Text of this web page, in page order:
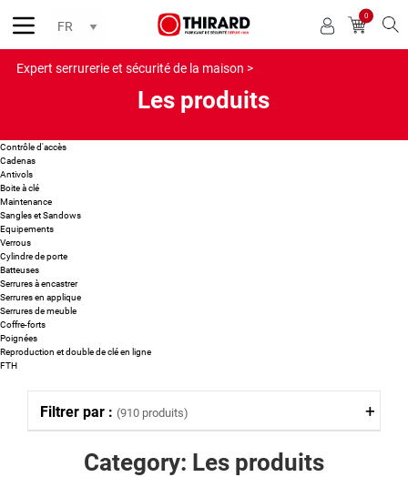
0
Expert serrurerie et sécurité de la maison >
Les produits
Contrôle d'accès
Cadenas
Antivols
Boite à clé
Maintenance
Sangles et Sandows
Equipements
Verrous
Cylindre de porte
Batteuses
Serrures à encastrer
Serrures en applique
Serrures de meuble
Coffre-forts
Poignées
Reproduction et double de clé en ligne
FTH
Category: Les produits
Filtrer par : (910 produits)